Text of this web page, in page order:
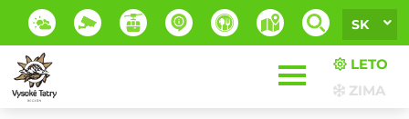
SK
LETO
ZIMA